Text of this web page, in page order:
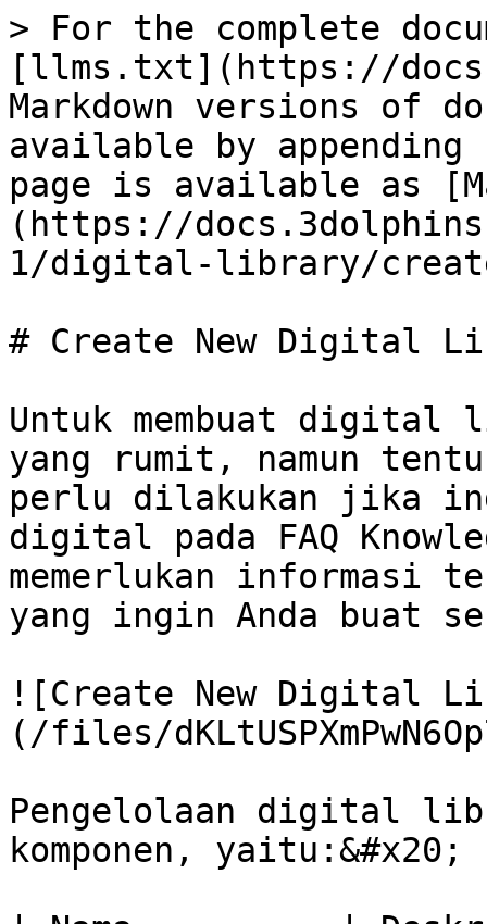
> For the complete
[llms.txt](https://
Markdown versions of
available by
page is available as
(https://
1/digital-library/
# Create New Digital
Untuk membuat digital
yang rumit, namun
perlu dilakukan jika
digital pada FAQ
memerlukan informasi
yang ingin Anda buat
![Create New Digital
(/files/
Pengelolaan digital
komponen, yaitu:&#x20;